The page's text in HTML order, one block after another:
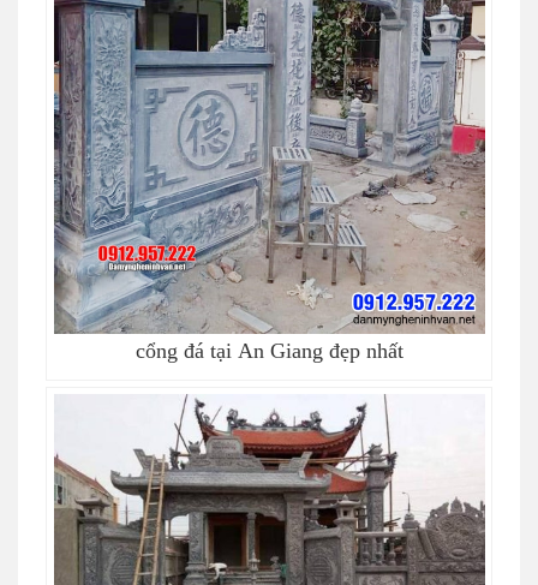
cổng đá tại An Giang đẹp nhất